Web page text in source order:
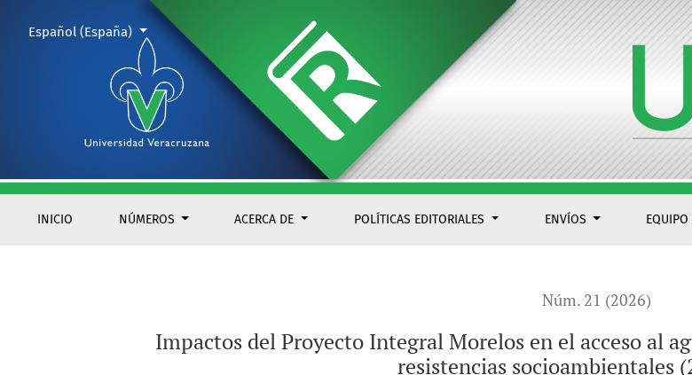
Impactos del Proyecto Integral Morelos en el acceso al agua de las comunidades de Ayala y sus
INICIO NÚMEROS ACERCA DE POLÍTICAS EDITORIALES ENVÍOS EQUIPO
Cambiar el idioma. El actual es:
Español (España)
Núm. 21 (2026)
Impactos del Proyecto Integral Morelos en el acceso al
resistencias socioambientales